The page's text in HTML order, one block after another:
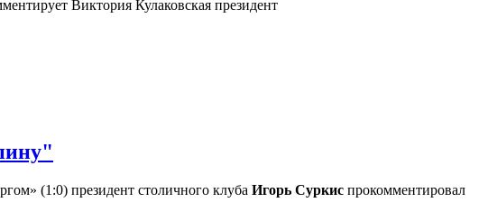
Виктория Кулаковская президент
(1:0) президент столичного клуба Игорь Суркис прокомментировал